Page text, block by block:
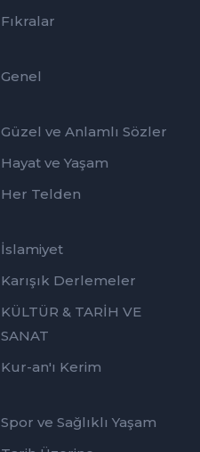
Fıkralar
Genel
Güzel ve Anlamlı Sözler
Hayat ve Yaşam
Her Telden
İslamiyet
Karışık Derlemeler
KÜLTÜR & TARİH VE
SANAT
Kur-an'ı Kerim
Spor ve Sağlıklı Yaşam